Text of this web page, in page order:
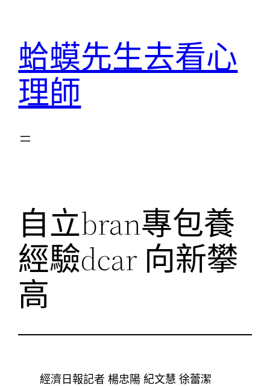
蛤蟆先生去看心
理師
自立bran專包養
經驗dcar 向新攀
高
經濟日報記者 楊忠陽 紀文慧 徐蕾潔